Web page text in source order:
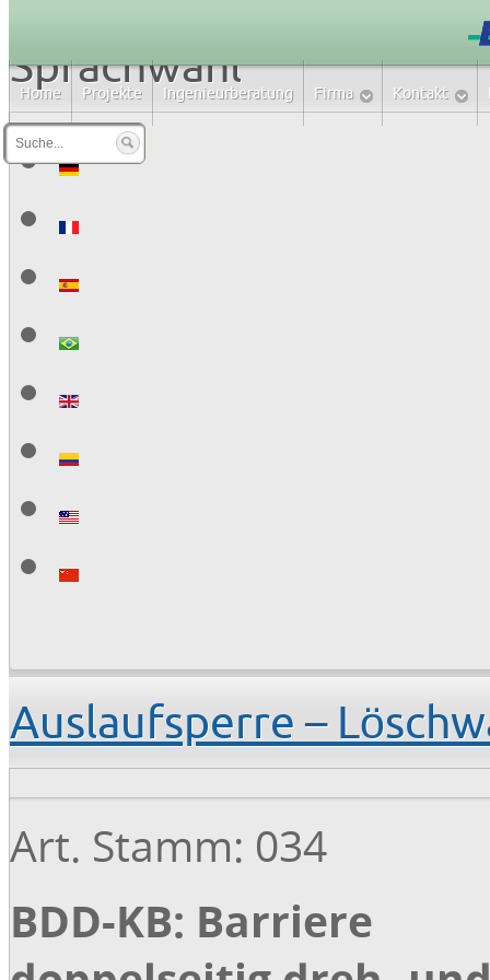
Home Projekte Ingenieurberatung Firma Kontakt
Sprachwahl
Auslaufsperre –
Art. Stamm: 034
BDD-KB: Barriere